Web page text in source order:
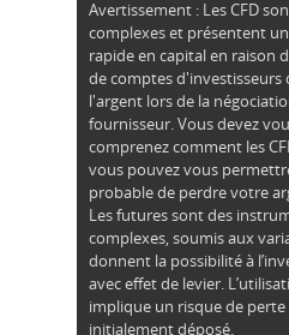
Avertissement : Les CFD
complexes et présentent
rapide en capital en raison
de comptes d'investisseurs
l'argent lors de la
fournisseur. Vous devez
comprenez comment les
vous pouvez vous
probable de perdre votre
Les futures sont des
complexes, soumis aux
donnent la possibilité à
avec effet de levier.
implique un risque de
initialement déposé.